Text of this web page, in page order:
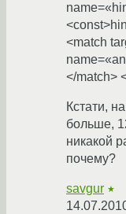
<match
</match>
Кстати,
больше,
никакой
почему?
savgur ★